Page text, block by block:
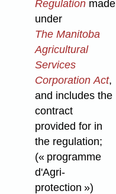
Regulationmade
under
The Manitoba
Agricultural
Services
Corporation Act,
and includes the
contract
provided for in
the regulation;
(« programme
d'Agri-
protection »)